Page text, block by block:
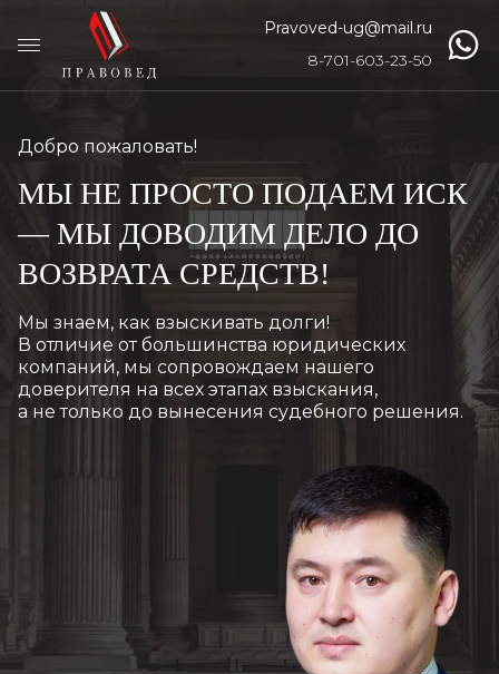
Pravoved-ug@mail.ru
8-701-603-23-50
Добро пожаловать!
МЫ НЕ ПРОСТО ПОДАЕМ ИСК
—МЫ ДОВОДИМ ДЕЛО ДО
ВОЗВРАТА СРЕДСТВ!
Мы знаем, как взыскивать долги!
В отличие от большинства юридических
компаний, мы сопровождаем нашего
доверителя на всех этапах взыскания,
а не только до вынесения судебного решения.